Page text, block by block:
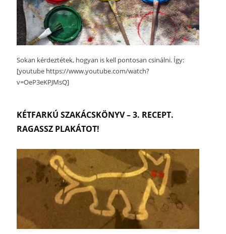
Sokan kérdeztétek, hogyan is kell pontosan csinálni. Így:
[youtube https://www.youtube.com/watch?
v=OeP3eKPJMsQ]
KÉTFARKÚ SZAKÁCSKÖNYV – 3. RECEPT.
RAGASSZ PLAKÁTOT!